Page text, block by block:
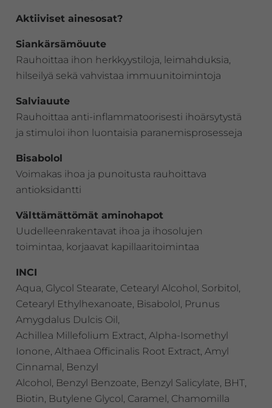
Aktiiviset ainesosat?
Siankärsämöuute
Rauhoittaa ihon herkkyystiloja, leimahduksia,
hilseilyä sekä vahvistaa immuunitoimintoja
Salviauute
Rauhoittaa anti-inflammatoorisesti ihoärsytystä
ja stimuloi ihon luontaisia paranemisprosesseja
Bisabolol
Voimakas ihoa ja punoitusta rauhoittava
antioksidantti
Välttämättömät aminohapot
Uudelleenrakentavat ihoa ja ihosolujen
toimintaa, korjaavat kapillaaritoimintaa
INCI
Aqua, Glycol Stearate, Cetearyl Alcohol, Sorbitol,
Cetearyl Ethylhexanoate, Bisabolol, Prunus
Amygdalus Dulcis Oil,
Achillea Millefolium Extract, Alpha-Isomethyl
Ionone, Althaea Officinalis Root Extract, Amyl
Cinnamal, Benzyl
Alcohol, Benzyl Benzoate, Benzyl Salicylate, BHT,
Biotin, Butylene Glycol, Caramel, Chamomilla